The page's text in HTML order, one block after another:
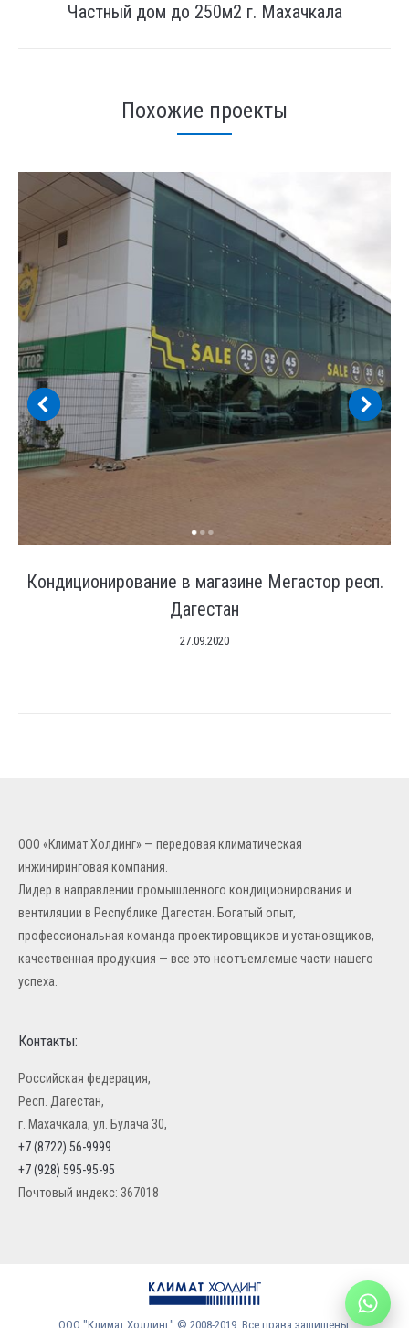
След.
Частный дом до 250м2 г. Махачкала
Похожие проекты
Кондиционирование в магазине Мегастор респ.
Дагестан
27.09.2020
ООО «Климат Холдинг» — передовая климатическая
инжиниринговая компания.
Лидер в направлении промышленного кондиционирования и
вентиляции в Республике Дагестан. Богатый опыт,
профессиональная команда проектировщиков и установщиков,
качественная продукция — все это неотъемлемые части нашего
успеха.
Контакты:
Российская федерация,
Респ. Дагестан,
г. Махачкала, ул. Булача 30,
+7 (8722) 56-9999
+7 (928) 595-95-95
Почтовый индекс: 367018
ООО "Климат Холдинг" © 2008-2019. Все права защищены.